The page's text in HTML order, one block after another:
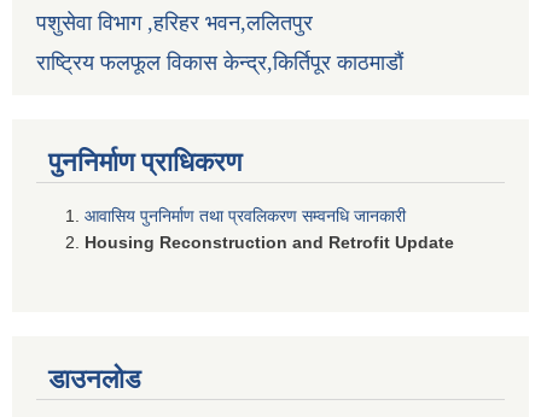
पशुसेवा विभाग ,हरिहर भवन,ललितपुर
राष्ट्रिय फलफूल विकास केन्द्र,किर्तिपूर काठमाडौं
पुननिर्माण प्राधिकरण
आवासिय पुननिर्माण तथा प्रवलिकरण सम्वनधि जानकारी
Housing Reconstruction and Retrofit Update
डाउनलोड